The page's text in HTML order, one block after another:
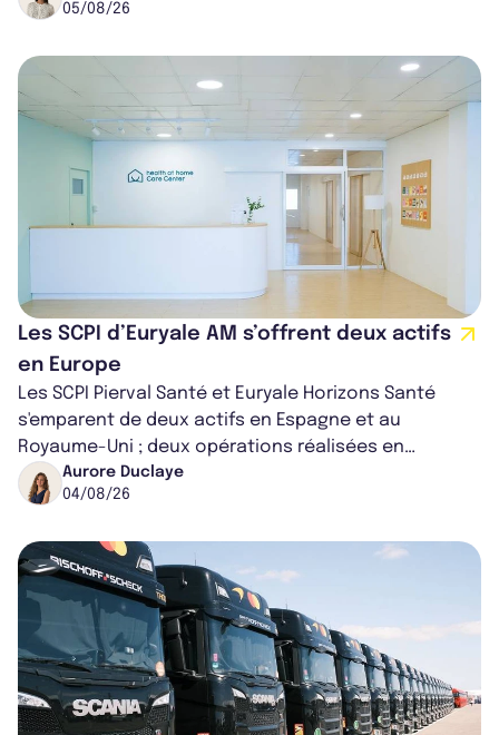
05/08/26
Les SCPI d’Euryale AM s’offrent deux actifs
en Europe
Les SCPI Pierval Santé et Euryale Horizons Santé
s'emparent de deux actifs en Espagne et au
Royaume-Uni ; deux opérations réalisées en
partenariat. Ces co-acquisitions permettent a...
Aurore Duclaye
04/08/26